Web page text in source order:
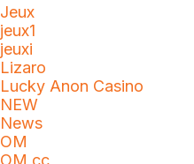
Jeux
jeux1
jeuxi
Lizaro
Lucky Anon Casino
NEW
News
OM
OM cc